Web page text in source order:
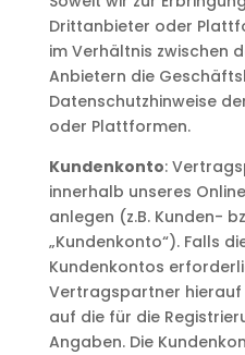
Drittanbieter oder
im Verhältnis zwischen
Anbietern die
Datenschutzhinweise
oder Plattformen.
Kundenkonto:
innerhalb unseres
anlegen (z.B. Kunden-
„Kundenkonto“). Falls
Kundenkontos
Vertragspartner hierauf
auf die für die
Angaben. Die